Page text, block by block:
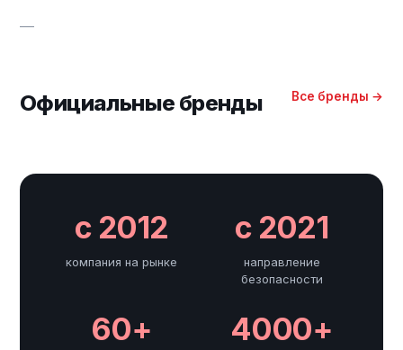
—
Официальные бренды Все бренды →
с 2012
компания на рынке
с 2021
направление
безопасности
60+ 4000+